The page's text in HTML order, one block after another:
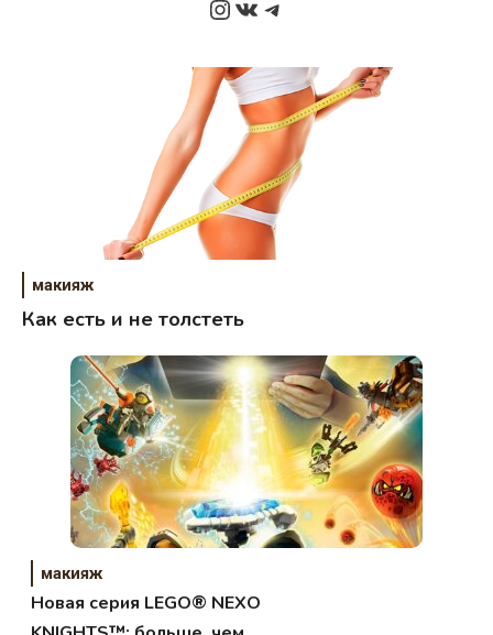
Instagram
ВКонтакте
Telegram
макияж
Как есть и не толстеть
макияж
Новая серия LEGO® NEXO